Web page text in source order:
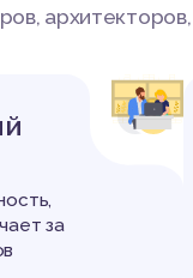
+
за